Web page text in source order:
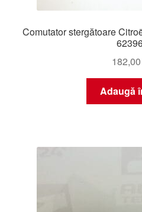
Comutator stergătoare
182,00
Adaugă